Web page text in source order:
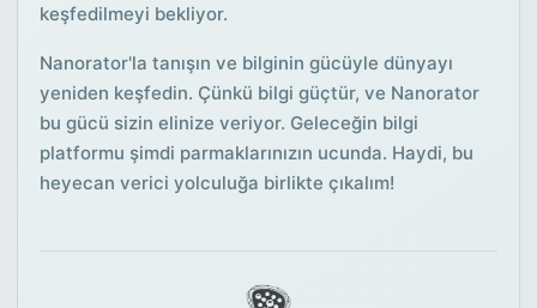
keşfedilmeyi bekliyor.
Nanorator'la tanışın ve bilginin gücüyle dünyayı
yeniden keşfedin. Çünkü bilgi güçtür, ve Nanorator
bu gücü sizin elinize veriyor. Geleceğin bilgi
platformu şimdi parmaklarınızın ucunda. Haydi, bu
heyecan verici yolculuğa birlikte çıkalım!